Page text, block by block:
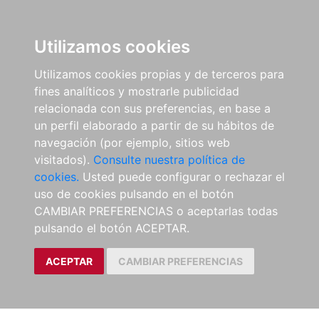
Utilizamos cookies
Utilizamos cookies propias y de terceros para
fines analíticos y mostrarle publicidad
relacionada con sus preferencias, en base a
un perfil elaborado a partir de su hábitos de
navegación (por ejemplo, sitios web
visitados). Consulte nuestra política de
cookies. Usted puede configurar o rechazar el
uso de cookies pulsando en el botón
CAMBIAR PREFERENCIAS o aceptarlas todas
pulsando el botón ACEPTAR.
ACEPTAR CAMBIAR PREFERENCIAS